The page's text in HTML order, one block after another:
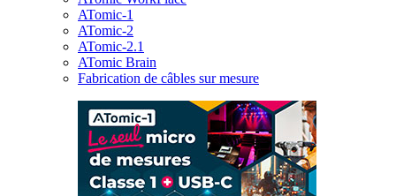
ATomic-1
ATomic-2
ATomic-2.1
ATomic Brain
Fabrication de câbles sur mesure